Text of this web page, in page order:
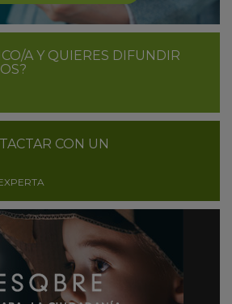
A Y QUIERES DIFUNDIR
CON UN